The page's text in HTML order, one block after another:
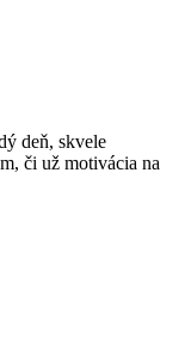
deň, skvele
či už motivácia na